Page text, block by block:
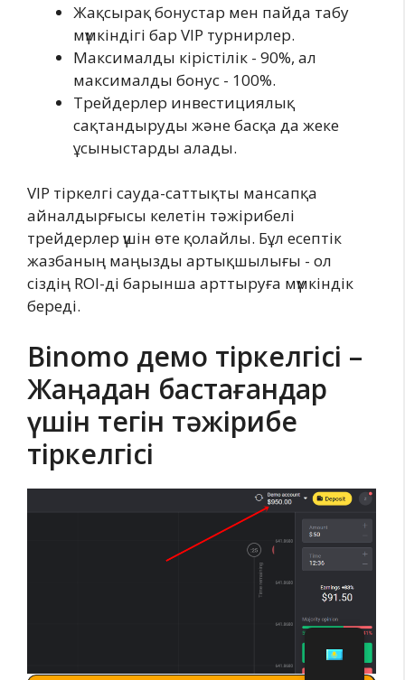
Жақсырақ бонустар мен пайда табу
мүмкіндігі бар VIP турнирлер.
Максималды кірістілік - 90%, ал
максималды бонус - 100%.
Трейдерлер инвестициялық
сақтандыруды және басқа да жеке
ұсыныстарды алады.
VIP тіркелгі сауда-саттықты мансапқа
айналдырғысы келетін тәжірибелі
трейдерлер үшін өте қолайлы. Бұл есептік
жазбаның маңызды артықшылығы - ол
сіздің ROI-ді барынша арттыруға мүмкіндік
береді.
Binomo демо тіркелгісі –
Жаңадан бастағандар
үшін тегін тәжірибе
тіркелгісі